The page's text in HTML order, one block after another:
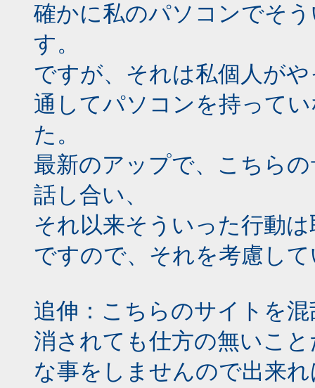
確かに私のパソコンでそ
す。
ですが、それは私個人が
通してパソコンを持って
た。
最新のアップで、こちら
話し合い、
それ以来そういった行動
ですので、それを考慮し
追伸：こちらのサイトを
消されても仕方の無いこ
な事をしませんので出来